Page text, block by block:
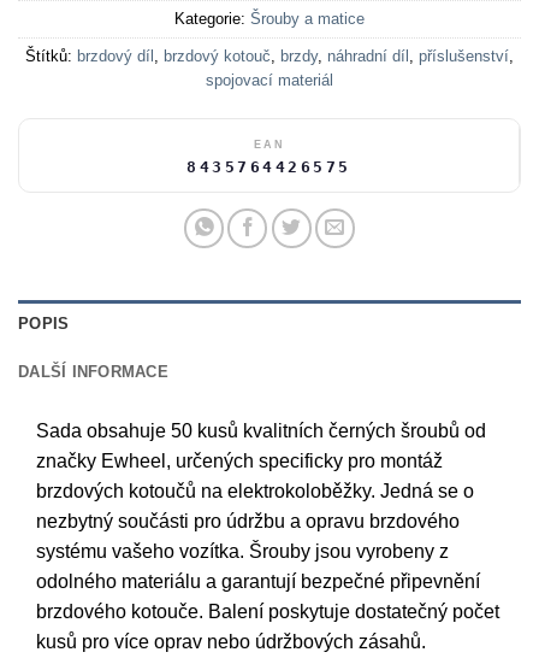
Kategorie: Šrouby a matice
Štítků: brzdový díl , brzdový kotouč, brzdy, náhradní díl , příslušenství,
spojovací materiál
EAN
8435764426575
POPIS
DALŠÍ INFORMACE
Sada obsahuje 50 kusů kvalitních černých šroubů od
značky Ewheel, určených specificky pro montáž
brzdových kotoučů na elektrokoloběžky. Jedná se o
nezbytný součásti pro údržbu a opravu brzdového
systému vašeho vozítka. Šrouby jsou vyrobeny z
odolného materiálu a garantují bezpečné připevnění
brzdového kotouče. Balení poskytuje dostatečný počet
kusů pro více oprav nebo údržbových zásahů.